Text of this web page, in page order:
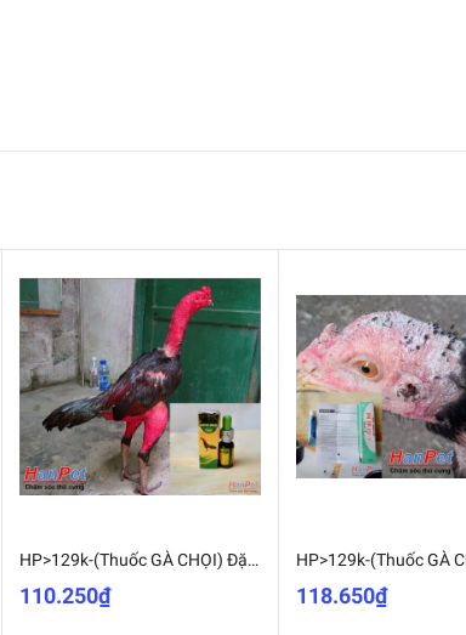
HP>129k-(Thuốc GÀ CHỌI) Đặc trị hen gà chọi (Hen xanh), thuốc long đờm gà, khó thở cấp tính gà đá dạng thuốc 10ml nhỏ giọt-HP10430TC
110.250₫ 118.650₫